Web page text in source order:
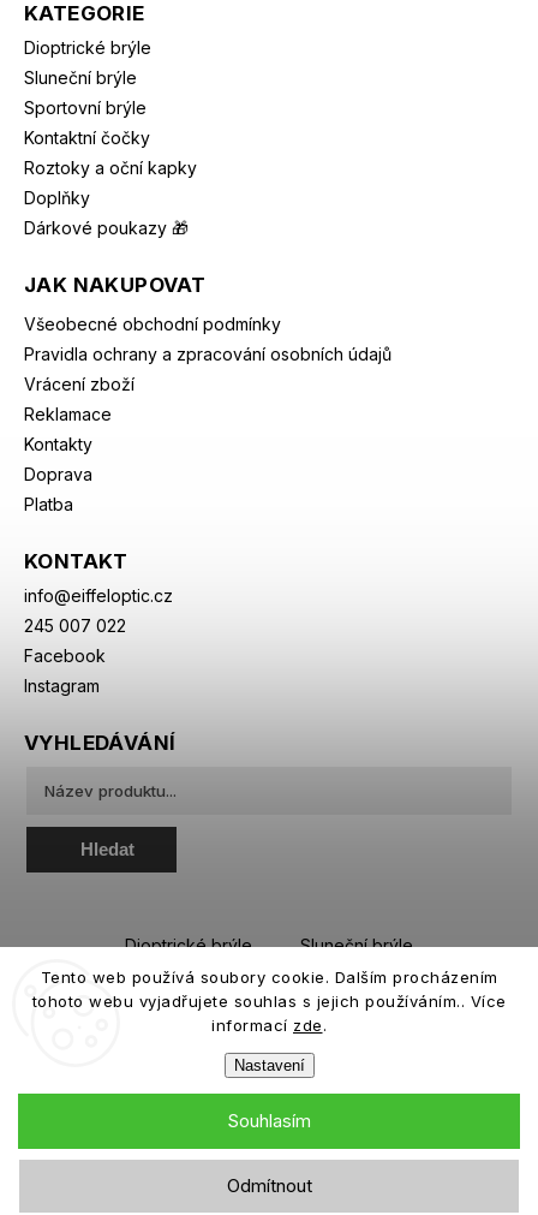
Tento web používá soubory cookie. Dalším procházením
tohoto webu vyjadřujete souhlas s jejich používáním.. Více
informací zde.
Nastavení
Odmítnout
Souhlasím
KATEGORIE
Dioptrické brýle
Sluneční brýle
Sportovní brýle
Kontaktní čočky
Roztoky a oční kapky
Doplňky
Dárkové poukazy 🎁
JAK NAKUPOVAT
Všeobecné obchodní podmínky
Pravidla ochrany a zpracování osobních údajů
Vrácení zboží
Reklamace
Kontakty
Doprava
Platba
KONTAKT
info@eiffeloptic.cz
245 007 022
Facebook
Instagram
VYHLEDÁVÁNÍ
Hledat
Dioptrické brýle
Sluneční brýle
Sportovní brýle
Kontaktní čočky
Roztoky a oční kapky
Copyright 2026eiffeloptic.cz. Všechna práva vyhrazena.